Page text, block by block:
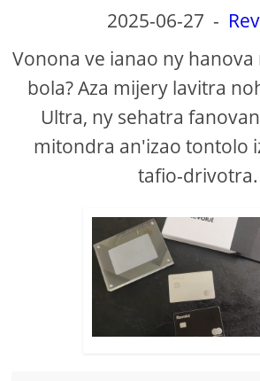
2025-06-27 -
Vonona ve ianao ny
bola? Aza mijery lavitra
Ultra, ny sehatra
mitondra an'izao tontolo
tafio-drivotra.